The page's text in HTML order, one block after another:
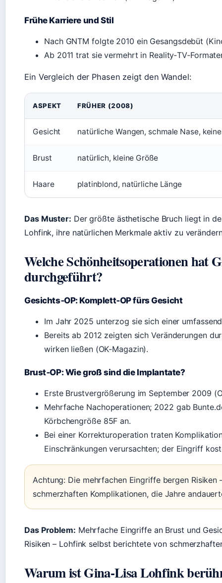
Frühe Karriere und Stil
Nach GNTM folgte 2010 ein Gesangsdebüt
Ab 2011 trat sie vermehrt in
Ein Vergleich der Phasen zeigt den Wandel:
ASPEKT FRÜHER (2008)
Gesicht natürliche Wangen, schmale Nase,
Brust natürlich, kleine Größe
Haare platinblond, natürliche Länge
Das Muster: Der größte ästhetische Bruch liegt in
Lohfink, ihre natürlichen Merkmale aktiv zu
Welche Schönheitsoperationen hat
durchgeführt?
Gesichts‑OP: Komplett‑OP fürs Gesicht
Im Jahr 2025 unterzog sie sich einer
Bereits ab 2012 zeigten sich Veränderungen
wirken ließen (OK‑Magazin).
Brust‑OP: Wie groß sind die Implantate?
Erste Brustvergrößerung im September 2009
Mehrfache Nachoperationen; 2022 gab
Körbchengröße 85F an.
Bei einer Korrekturoperation traten
Einschränkungen verursachten; der Eingriff
Achtung: Die mehrfachen Eingriffe bergen
schmerzhaften Komplikationen, die Jahre
Das Problem: Mehrfache Eingriffe an Brust und
Risiken – Lohfink selbst berichtete von
Warum ist Gina‑Lisa Lohfink